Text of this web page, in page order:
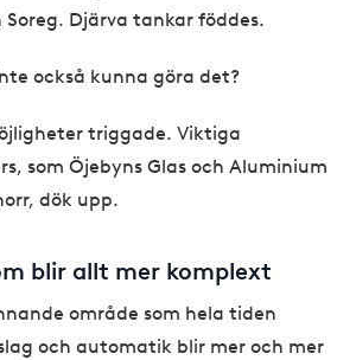
Djärva tankar föddes.
också kunna göra det?
triggade. Viktiga
som Öjebyns Glas och Aluminium
dök upp.
blir allt mer komplext
område som hela tiden
och automatik blir mer och mer